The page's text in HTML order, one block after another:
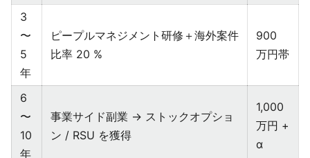
3
〜
5
年
ピープルマネジメント研修＋海外案件
比率 20 %
900
万円帯
6
〜
10
年
事業サイド副業 → ストックオプショ
ン / RSU を獲得
1,000
万円 +
α